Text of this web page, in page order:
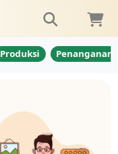
Produksi Penanganan